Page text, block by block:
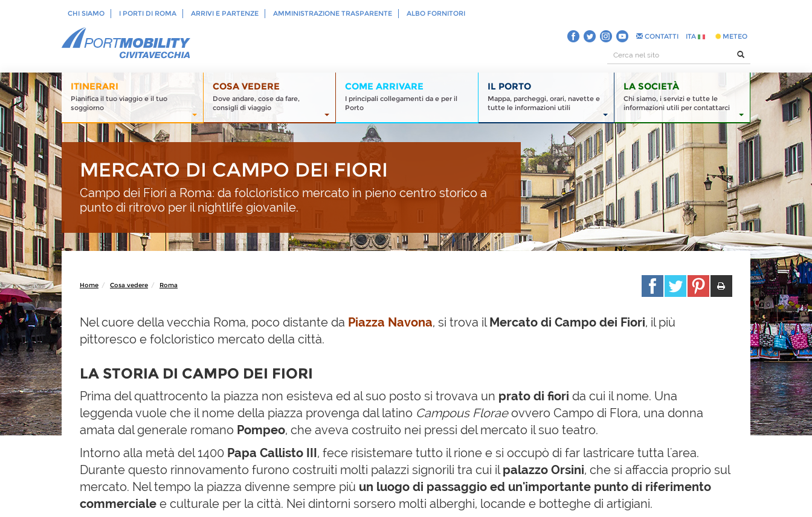
CHI SIAMO I PORTI DI ROMA ARRIVI E PARTENZE AMMINISTRAZIONE TRASPARENTE ALBO FORNITORI
CONTATTI ITA METEO
ITINERARI
Pianifica il tuo viaggio e il tuo
soggiorno
COSA VEDERE
Dove andare, cose da fare,
consigli di viaggio
COME ARRIVARE
I principali collegamenti da e per il
Porto
IL PORTO
Mappa, parcheggi, orari, navette e
tutte le informazioni utili
LA SOCIETÀ
Chi siamo, i servizi e tutte le
informazioni utili per contattarci
MERCATO DI CAMPO DEI FIORI
Campo dei Fiori a Roma: da folcloristico mercato in pieno centro storico a
punto di ritrovo per il nightlife giovanile.
Home Cosa vedere Roma
Nel cuore della vecchia Roma, poco distante da Piazza Navona, si trova ilMercato di Campo dei Fiori, il più
pittoresco e folcloristico mercato della città.
LA STORIA DI CAMPO DEI FIORI
Prima del quattrocento la piazza non esisteva ed al suo posto si trovava un prato di fiori da cui il nome. Una
leggenda vuole che il nome della piazza provenga dal latino Campous Floraeovvero Campo di Flora, una donna
amata dal generale romano Pompeo, che aveva costruito nei pressi del mercato il suo teatro.
Intorno alla metà del 1400 Papa Callisto III, fece risistemare tutto il rione e si occupò di far lastricare tutta l'area.
Durante questo rinnovamento furono costruiti molti palazzi signorili tra cui ilpalazzo Orsini, che si affaccia proprio sul
mercato. Nel tempo la piazza divenne sempre più un luogo di passaggio ed un'importante punto di riferimento
commerciale e culturale per la città. Nei dintorni sorsero molti alberghi, locande e botteghe di artigiani.